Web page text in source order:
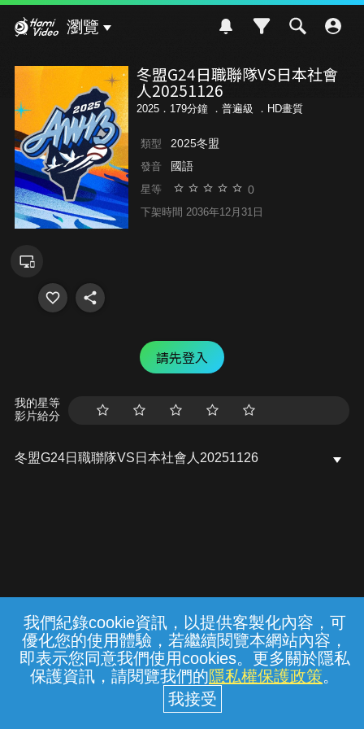
我們紀錄cookie資訊，以提供客製化內容，可
優化您的使用體驗，若繼續閱覽本網站內容，
即表示您同意我們使用cookies。更多關於隱私
保護資訊，請閱覽我們的隱私權保護政策。
瀏覽
冬盟G24日職聯隊VS日本社會
人20251126
2025．179分鐘 ． 普遍級 ．HD畫質
類型 2025冬盟
發音 國語
星等 0
下架時間 2036年12月31日
請先登入
我的星等
影片給分
冬盟G24日職聯隊VS日本社會人20251126
常見問題 線上客服 服務條款 隱私權保護
中華電信股份有限公司個人家庭分公司
(統一編號：96979949) © 2026
{{notifyMsg}}